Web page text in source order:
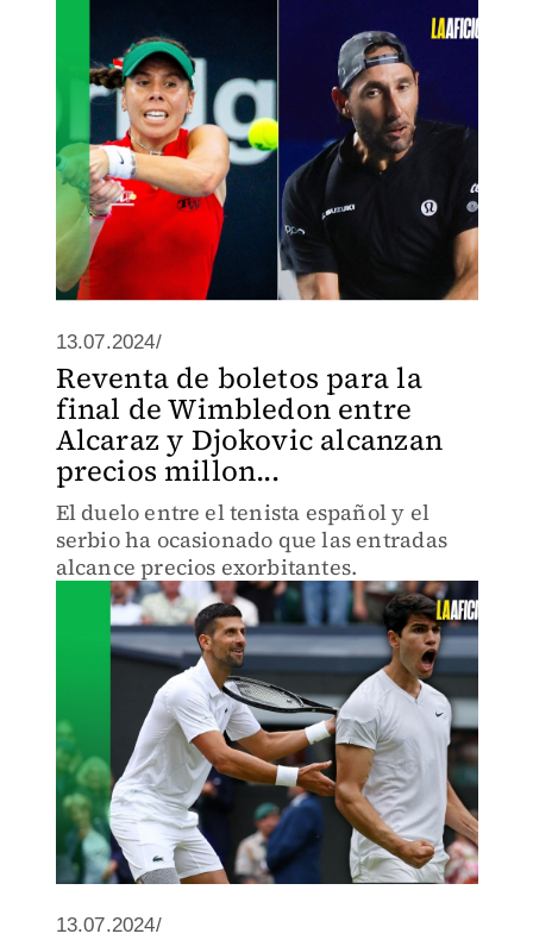
13.07.2024/
Reventa de boletos para la
final de Wimbledon entre
Alcaraz y Djokovic alcanzan
precios millon...
El duelo entre el tenista español y el
serbio ha ocasionado que las entradas
alcance precios exorbitantes.
13.07.2024/